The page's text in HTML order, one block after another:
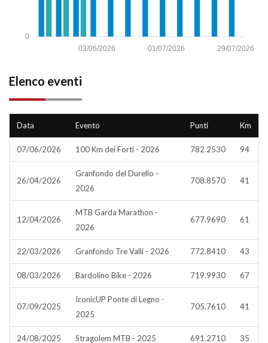
0
29/07/2026
01/07/2026
03/06/2026
Elenco eventi
Data Evento Punti Km
07/06/2026 100 Km dei Forti - 2026 782.2530 94
26/04/2026
Granfondo del Durello -
2026
708.8570 41
12/04/2026
MTB Garda Marathon -
2026
677.9690 61
22/03/2026 Granfondo Tre Valli - 2026 772.8410 43
08/03/2026 Bardolino Bike - 2026 719.9930 67
07/09/2025
IconicUP Ponte di Legno -
2025
705.7610 41
24/08/2025 Stragolem MTB - 2025 691.2710 35